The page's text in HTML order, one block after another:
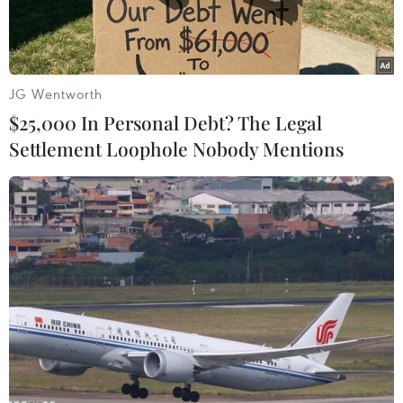
Cử tri bỏ phiếu trong cuộc bầu cử sơ bộ tại thủ đô Buenos Aires,
Argentina ngày 12/9. (Ảnh: AFP/TTXVN)
Theo phóng viên TTXVN tại Buenos Aires, ngày
15/9, 5 bộ trưởng và những quan chức cấp cao
khác trong Nội các của Tổng thống Argentina
JG Wentworth
$25,000 In Personal Debt? The Legal
Settlement Loophole Nobody Mentions